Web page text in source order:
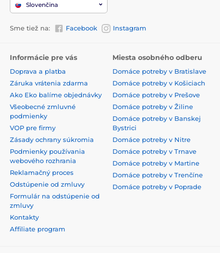
Slovenčina
Sme tiež na: Facebook Instagram
Informácie pre vás
Doprava a platba
Záruka vrátenia zdarma
Ako Eko balíme objednávky
Všeobecné zmluvné
podmienky
VOP pre firmy
Zásady ochrany súkromia
Podmienky používania
webového rozhrania
Reklamačný proces
Odstúpenie od zmluvy
Formulár na odstúpenie od
zmluvy
Kontakty
Affiliate program
Miesta osobného odberu
Domáce potreby v Bratislave
Domáce potreby v Košiciach
Domáce potreby v Prešove
Domáce potreby v Žiline
Domáce potreby v Banskej
Bystrici
Domáce potreby v Nitre
Domáce potreby v Trnave
Domáce potreby v Martine
Domáce potreby v Trenčíne
Domáce potreby v Poprade